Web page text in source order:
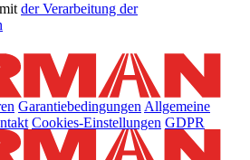
der Verarbeitung der
Garantiebedingungen Allgemeine
Cookies-Einstellungen GDPR